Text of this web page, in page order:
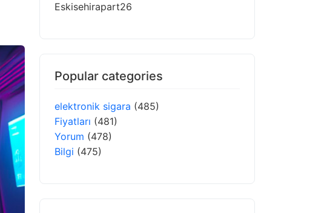
Eskisehirapart26
Popular categories
elektronik sigara (485)
Fiyatları (481)
Yorum (478)
Bilgi (475)